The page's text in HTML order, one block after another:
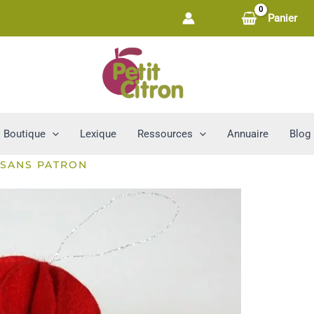
Panier
Boutique Lexique Ressources Annuaire Blog
PATRON